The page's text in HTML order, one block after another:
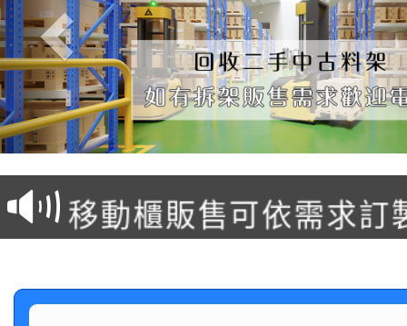
塑膠棧板販售
移動櫃販售可依需求訂
後推式料架販售可依需
懸臂式料架販售(低中